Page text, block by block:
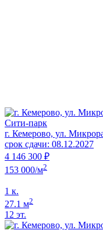
Сити-парк
г. Кемерово, ул.
срок сдачи: 08.12.2027
4 146 300 ₽
153 000/м2
1 к.
27.1 м2
12 эт.